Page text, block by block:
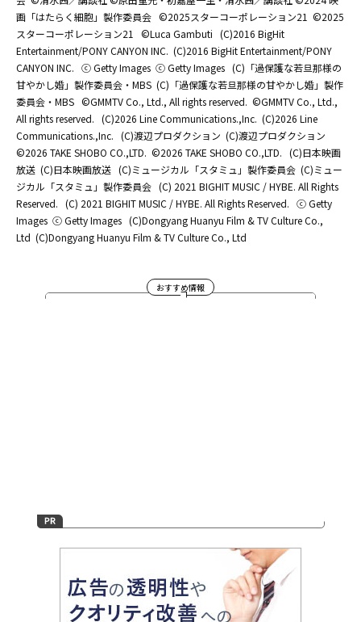
画「はたらく細胞」製作委員会 ©2025スターコーポレーション21 ©2025
スターコーポレーション21
©Luca Gambuti (C)2016 BigHit
Entertainment/PONY CANYON INC. (C)2016 BigHit Entertainment/PONY
CANYON INC. ⓒ Getty Images ⓒ Getty Images (C)「過保護な若旦那様の
甘やかし婚」製作委員会・MBS (C)「過保護な若旦那様の甘やかし婚」製作
委員会・MBS ©GMMTV Co., Ltd., All rights reserved. ©GMMTV Co., Ltd.,
All rights reserved. (C)2026 Line Communications.,Inc. (C)2026 Line
Communications.,Inc. (C)渡辺プロダクション (C)渡辺プロダクション
©2026 TAKE SHOBO CO.,LTD. ©2026 TAKE SHOBO CO.,LTD. (C)日本映画
放送 (C)日本映画放送 (C)ミュージカル「スタミュ」製作委員会 (C)ミュー
ジカル「スタミュ」製作委員会 (C) 2021 BIGHIT MUSIC / HYBE. All Rights
Reserved. (C) 2021 BIGHIT MUSIC / HYBE. All Rights Reserved. ⓒ Getty
Images ⓒ Getty Images (C)Dongyang Huanyu Film & TV Culture Co.,
Ltd (C)Dongyang Huanyu Film & TV Culture Co., Ltd
おすすめ情報